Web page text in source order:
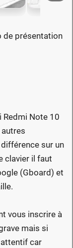
de présentation
Redmi Note 10
sur un
clavier il faut
(Gboard) et
vous inscrire à
mais si
attentif car